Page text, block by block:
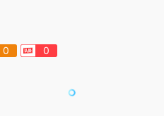
0 0